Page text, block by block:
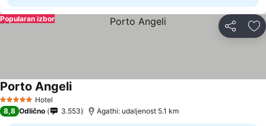
Deli
Popularan izbor
5 ZvezdiceHotel
Porto Angeli
8,8 Odlično 3.553 Agathi: udaljenost 5.1 km